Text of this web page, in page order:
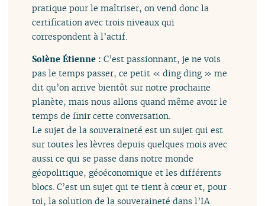
pratique pour le maîtriser, on vend donc la
certification avec trois niveaux qui
correspondent à l’actif.
Solène Étienne :C’est passionnant, je ne vois
pas le temps passer, ce petit « ding ding » me
dit qu’on arrive bientôt sur notre prochaine
planète, mais nous allons quand même avoir le
temps de finir cette conversation.
Le sujet de la souveraineté est un sujet qui est
sur toutes les lèvres depuis quelques mois avec
aussi ce qui se passe dans notre monde
géopolitique, géoéconomique et les différents
blocs. C’est un sujet qui te tient à cœur et, pour
toi, la solution de la souveraineté dans l’IA